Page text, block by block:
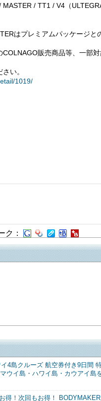
/ TT1 / V4（
はプレミアムパッケージと
販売商品等、一部対
い。
1019/
ク：
4島クルーズ 航空券付き9日間
ウイ島・ハワイ島・カウアイ島
得！次回もお得！